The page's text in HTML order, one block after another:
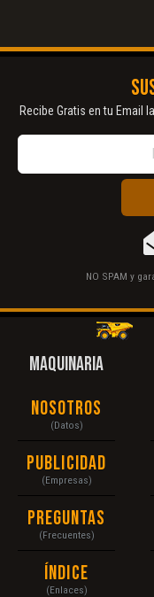
Recibe Gratis en tu Email
NO SPAM y
MAQUINARIA
Nosotros
(Datos)
Publicidad
(Empresas)
Preguntas
(Frecuentes)
Índice
(Enlaces)